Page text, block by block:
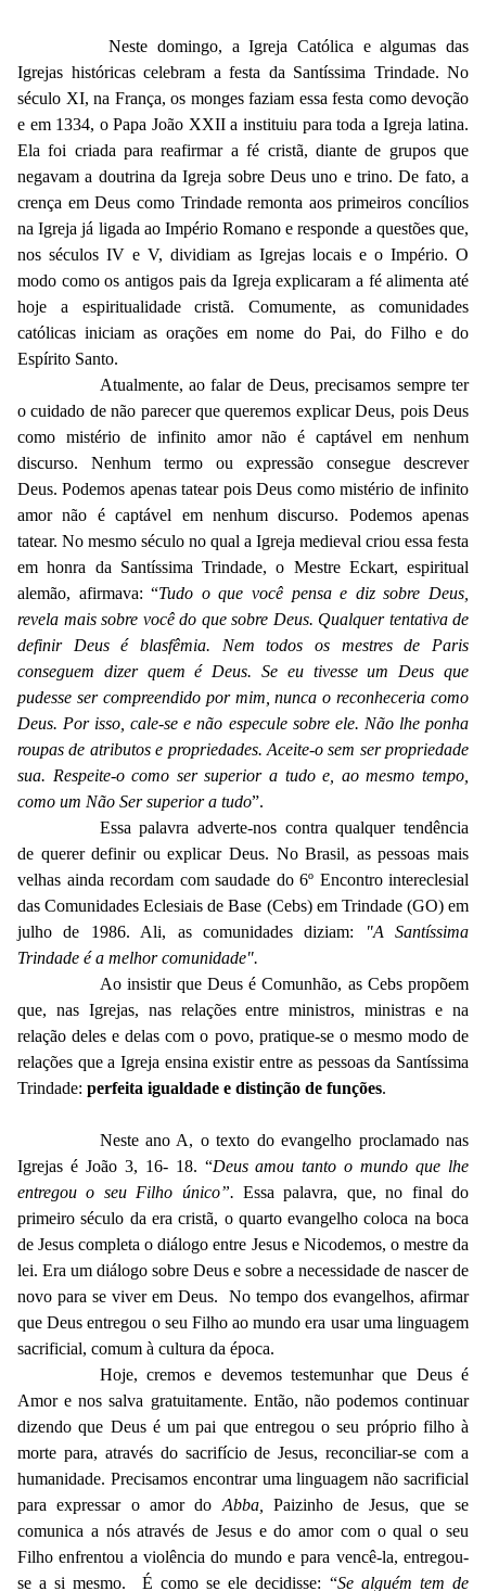
Neste domingo, a Igreja Católica e algumas das
Igrejas históricas celebram a festa da Santíssima Trindade. No
século XI, na França, os monges faziam essa festa como devoção
e em 1334, o Papa João XXII a instituiu para toda a Igreja latina.
Ela foi criada para reafirmar a fé cristã, diante de grupos que
negavam a doutrina da Igreja sobre Deus uno e trino. De fato, a
crença em Deus como Trindade remonta aos primeiros concílios
na Igreja já ligada ao Império Romano e responde a questões que,
nos séculos IV e V, dividiam as Igrejas locais e o Império. O
modo como os antigos pais da Igreja explicaram a fé alimenta até
hoje a espiritualidade cristã. Comumente, as comunidades
católicas iniciam as orações em nome do Pai, do Filho e do
Espírito Santo.
Atualmente, ao falar de Deus, precisamos sempre ter
o cuidado de não parecer que queremos explicar Deus, pois Deus
como mistério de infinito amor não é captável em nenhum
discurso. Nenhum termo ou expressão consegue descrever
Deus. Podemos apenas tatear pois Deus como mistério de infinito
amor não é captável em nenhum discurso. Podemos apenas
tatear. No mesmo século no qual a Igreja medieval criou essa festa
em honra da Santíssima Trindade, o Mestre Eckart, espiritual
alemão, afirmava: “Tudo o que você pensa e diz sobre Deus,
revela mais sobre você do que sobre Deus. Qualquer tentativa de
definir Deus é blasfêmia. Nem todos os mestres de Paris
conseguem dizer quem é Deus. Se eu tivesse um Deus que
pudesse ser compreendido por mim, nunca o reconheceria como
Deus. Por isso, cale-se e não especule sobre ele. Não lhe ponha
roupas de atributos e propriedades. Aceite-o sem ser propriedade
sua. Respeite-o como ser superior a tudo e, ao mesmo tempo,
como um Não Ser superior a tudo”.
Essa palavra adverte-nos contra qualquer tendência
de querer definir ou explicar Deus. No Brasil, as pessoas mais
velhas ainda recordam com saudade do 6º Encontro intereclesial
das Comunidades Eclesiais de Base (Cebs) em Trindade (GO) em
julho de 1986. Ali, as comunidades diziam:
"A Santíssima
Trindade é a melhor comunidade".
Ao insistir que Deus é Comunhão, as Cebs propõem
que, nas Igrejas, nas relações entre ministros, ministras e na
relação deles e delas com o povo, pratique-se o mesmo modo de
relações que a Igreja ensina existir entre as pessoas da Santíssima
Trindade: perfeita igualdade e distinção de funções.
Neste ano A, o texto do evangelho proclamado nas
Igrejas é João 3, 16- 18. “Deus amou tanto o mundo que lhe
entregou o seu Filho único”. Essa palavra, que, no final do
primeiro século da era cristã, o quarto evangelho coloca na boca
de Jesus completa o diálogo entre Jesus e Nicodemos, o mestre da
lei. Era um diálogo sobre Deus e sobre a necessidade de nascer de
novo para se viver em Deus. No tempo dos evangelhos, afirmar
que Deus entregou o seu Filho ao mundo era usar uma linguagem
sacrificial, comum à cultura da época.
Hoje, cremos e devemos testemunhar que Deus é
Amor e nos salva gratuitamente. Então, não podemos continuar
dizendo que Deus é um pai que entregou o seu próprio filho à
morte para, através do sacrifício de Jesus, reconciliar-se com a
humanidade. Precisamos encontrar uma linguagem não sacrificial
para expressar o amor doAbba, Paizinho de Jesus, que se
comunica a nós através de Jesus e do amor com o qual o seu
Filho enfrentou a violência do mundo e para vencê-la, entregou-
se a si mesmo. É como se ele decidisse: “Se alguém tem de